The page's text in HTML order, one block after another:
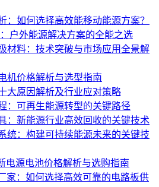
：如何选择高效能移动能源方案？
户外能源解决方案的全能之选
材料：技术突破与市场应用全景解
机价格解析与选型指南
大原因解析及行业应对策略
：可再生能源转型的关键路径
：新能源行业高效回收的关键技术
统：构建可持续能源未来的关键技
电源电池价格解析与选购指南
家：如何选择高效可靠的电路板供